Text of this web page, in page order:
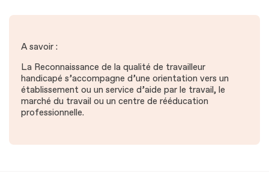
A savoir :
La Reconnaissance de la qualité de travailleur
handicapé s’accompagne d’une orientation vers un
établissement ou un service d’aide par le travail, le
marché du travail ou un centre de rééducation
professionnelle.